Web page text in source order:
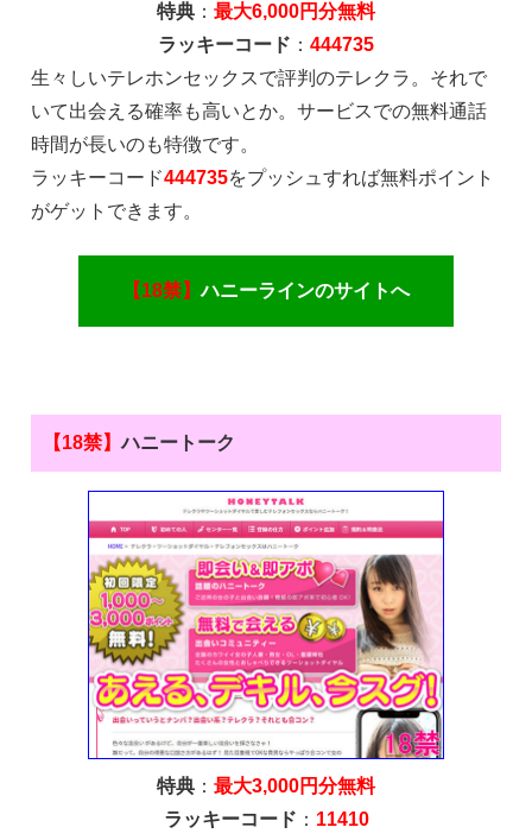
特典 ： 最大6,000円分無料
ラッキーコード ： 444735
生々しいテレホンセックスで評判のテレクラ。それで
いて出会える確率も高いとか。サービスでの無料通話
時間が長いのも特徴です。
ラッキーコード444735をプッシュすれば無料ポイント
がゲットできます。
【18禁】ハニーラインのサイトへ
【18禁】ハニートーク
特典 ： 最大3,000円分無料
ラッキーコード ： 11410